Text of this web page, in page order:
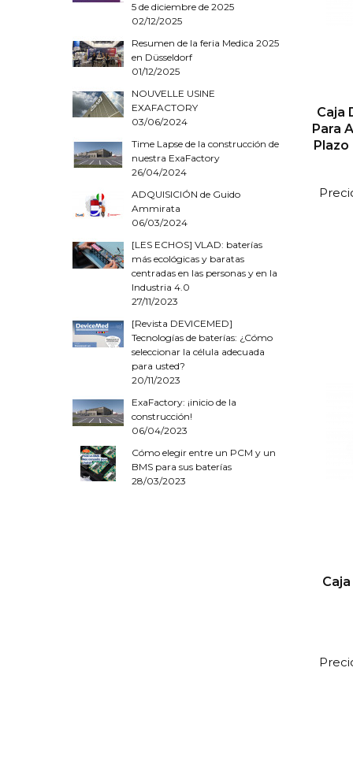
5 de diciembre de 2025
02/12/2025
Resumen de la feria Medica 2025
en Düsseldorf
01/12/2025
NOUVELLE USINE
EXAFACTORY
03/06/2024
Time Lapse de la construcción de
nuestra ExaFactory
26/04/2024
ADQUISICIÓN de Guido
Ammirata
06/03/2024
[LES ECHOS] VLAD: baterías
más ecológicas y baratas
centradas en las personas y en la
Industria 4.0
27/11/2023
[Revista DEVICEMED]
Tecnologías de baterías: ¿Cómo
seleccionar la célula adecuada
para usted?
20/11/2023
ExaFactory: ¡inicio de la
construcción!
06/04/2023
Cómo elegir entre un PCM y un
BMS para sus baterías
28/03/2023
Caja
Para
Plazo